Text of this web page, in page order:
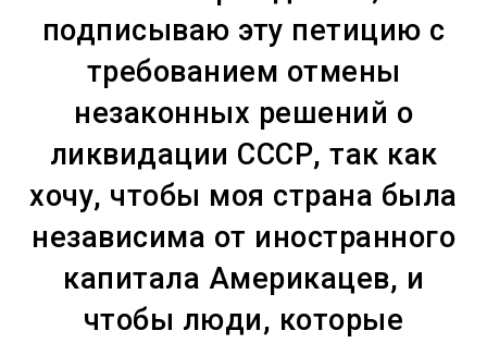
подписываю эту петицию с
требованием отмены
незаконных решений о
ликвидации СССР, так как
хочу, чтобы моя страна была
независима от иностранного
капитала Америкацев, и
чтобы люди, которые